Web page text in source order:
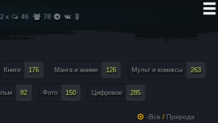
2 к 46 78
Книги 176 Манга и аниме 126 Мульт и комиксы 263
82 Фото 150 Цифровое 285
-Все / Природа